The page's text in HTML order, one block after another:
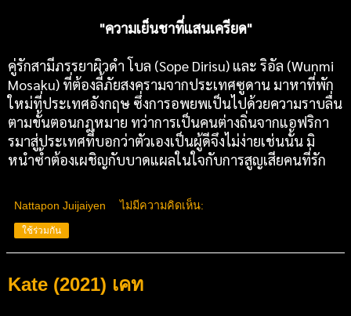
"ความเย็นชาที่แสนเครียด"
คู่รักสามีภรรยาผิวดำ โบล (Sope Dirisu) และ ริอัล (Wunmi
Mosaku) ที่ต้องลี้ภัยสงครามจากประเทศซูดาน มาหาที่พัก
ใหม่ที่ประเทศอังกฤษ ซึ่งการอพยพเป็นไปด้วยความราบลื่น
ตามขั้นตอนกฎหมาย ทว่าการเป็นคนต่างถิ่นจากแอฟริกา
รมาสู่ประเทศที่บอกว่าตัวเองเป็นผู้ดีจึงไม่ง่ายเช่นนั้น มิ
หนำซ้ำต้องเผชิญกับบาดแผลในใจกับการสูญเสียคนที่รัก
Nattapon Juijaiyen ไม่มีความคิดเห็น:
ใช้ร่วมกัน
Kate (2021) เคท